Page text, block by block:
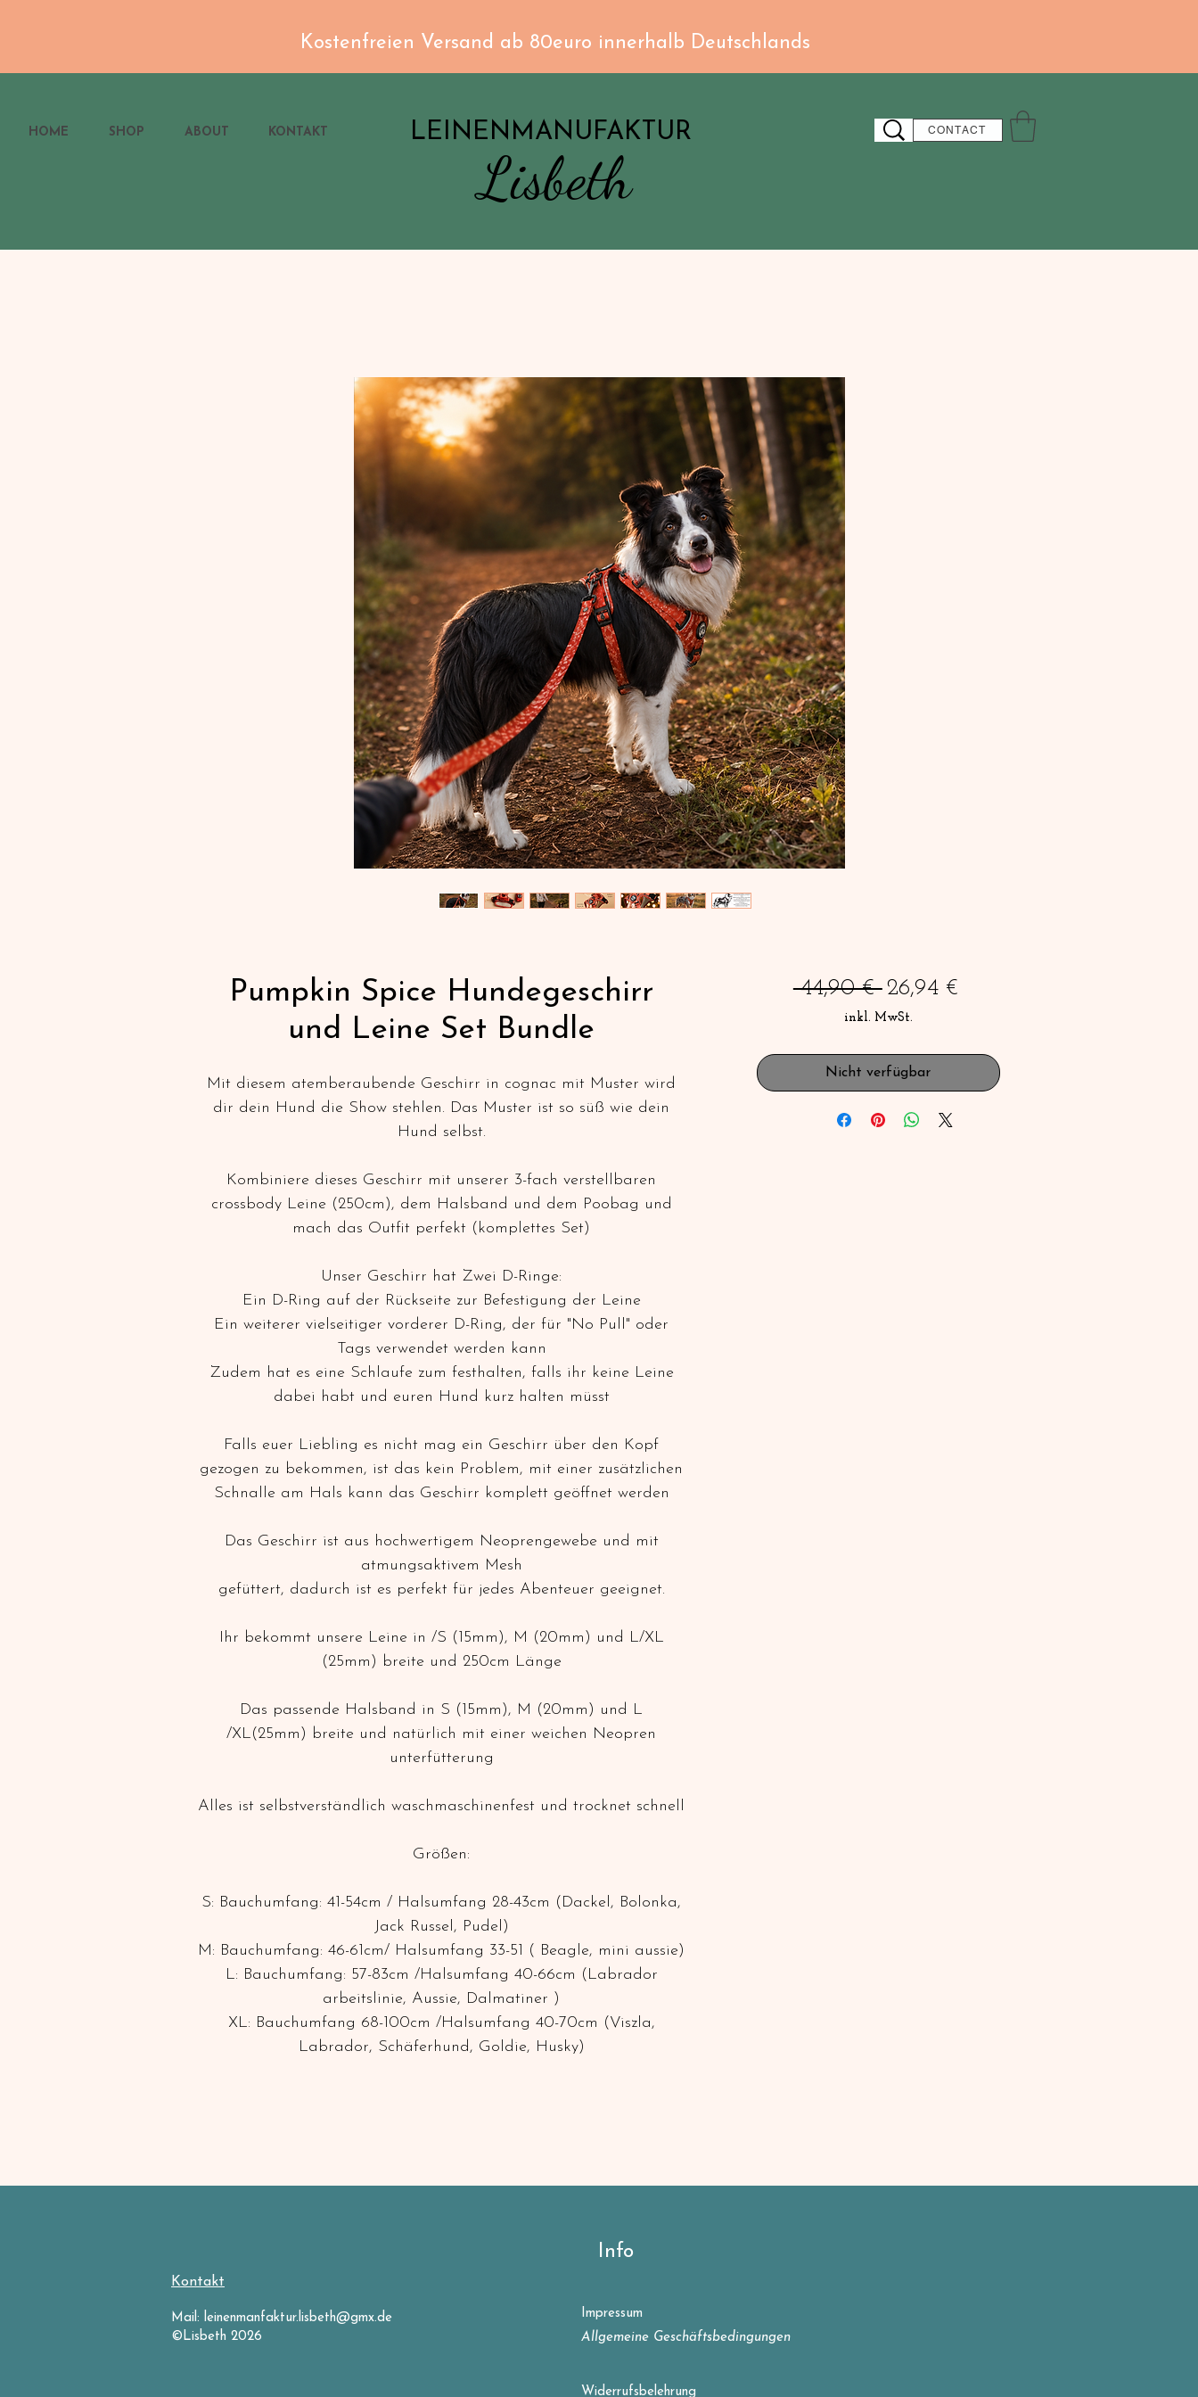
Kostenfreien Versand ab 80euro innerhalb Deutschlands
HOME SHOP ABOUT KONTAKT LEINENMANUFAKTUR
Lisbeth
CONTACT
Pumpkin Spice Hundegeschirr
und Leine Set Bundle
Mit diesem atemberaubende Geschirr in cognac mit Muster wird
dir dein Hund die Show stehlen. Das Muster ist so süß wie dein
Hund selbst.
Kombiniere dieses Geschirr mit unserer 3-fach verstellbaren
crossbody Leine (250cm), dem Halsband und dem Poobag und
mach das Outfit perfekt (komplettes Set)
Unser Geschirr hat Zwei D-Ringe:
Ein D-Ring auf der Rückseite zur Befestigung der Leine
Ein weiterer vielseitiger vorderer D-Ring, der für "No Pull" oder
Tags verwendet werden kann
Zudem hat es eine Schlaufe zum festhalten, falls ihr keine Leine
dabei habt und euren Hund kurz halten müsst
Falls euer Liebling es nicht mag ein Geschirr über den Kopf
gezogen zu bekommen, ist das kein Problem, mit einer zusätzlichen
Schnalle am Hals kann das Geschirr komplett geöffnet werden
Das Geschirr ist aus hochwertigem Neoprengewebe und mit
atmungsaktivem Mesh
gefüttert, dadurch ist es perfekt für jedes Abenteuer geeignet.
Ihr bekommt unsere Leine in /S (15mm), M (20mm) und L/XL
(25mm) breite und 250cm Länge
Das passende Halsband in S (15mm), M (20mm) und L
/XL(25mm) breite und natürlich mit einer weichen Neopren
unterfütterung
Alles ist selbstverständlich waschmaschinenfest und trocknet schnell
Größen:
S: Bauchumfang: 41-54cm / Halsumfang 28-43cm (Dackel, Bolonka,
Jack Russel, Pudel)
M: Bauchumfang: 46-61cm/ Halsumfang 33-51 ( Beagle, mini aussie)
L: Bauchumfang: 57-83cm /Halsumfang 40-66cm (Labrador
arbeitslinie, Aussie, Dalmatiner )
XL: Bauchumfang 68-100cm /Halsumfang 40-70cm (Viszla,
Labrador, Schäferhund, Goldie, Husky)
44,90 € Standardpreis
26,94 €
inkl. MwSt.
Nicht verfügbar
Mail: leinenmanfaktur.lisbeth@gmx.de
©Lisbeth 2026
Kontakt
Info
Impressum
Allgemeine Geschäftsbedingungen
Widerrufsbelehrung